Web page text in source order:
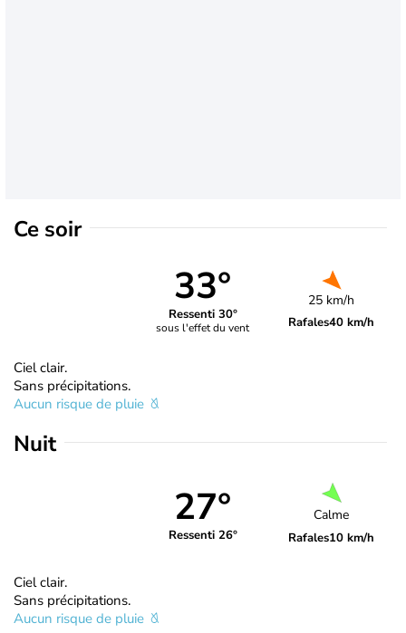
Ce soir
33°
Ressenti 30°
sous l'effet du vent
25 km/h
Rafales40 km/h
Ciel clair.
Sans précipitations.
Aucun risque de pluie
Nuit
27°
Ressenti 26°
Calme
Rafales10 km/h
Ciel clair.
Sans précipitations.
Aucun risque de pluie